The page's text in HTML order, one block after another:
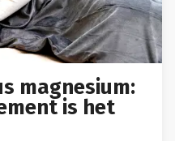
magnesium:
is het